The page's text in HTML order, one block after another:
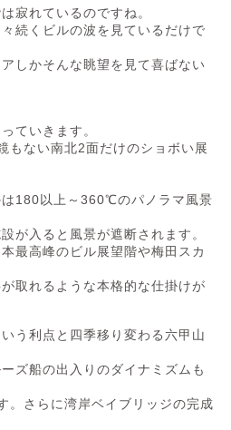
寂れているのですね。
続くビルの波を見ているだけで
しかそんな眺望を見て喜ばない
ていきます。
もない南北2面だけのショボい展
180以上～360℃のパノラマ風景
が入ると風景が遮断されます。
最高峰のビル展望階や梅田スカ
取れるような本格的な仕掛けが
う利点と四季移り変わる六甲山
ズ船の出入りのダイナミズムも
。さらに湾岸ベイブリッジの完成